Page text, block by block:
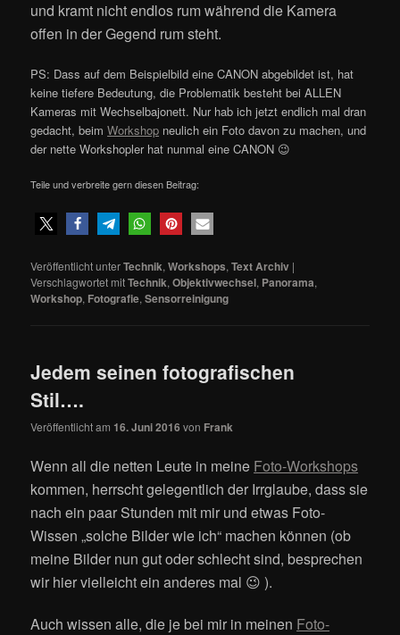
und kramt nicht endlos rum während die Kamera
offen in der Gegend rum steht.
PS: Dass auf dem Beispielbild eine CANON abgebildet ist, hat
keine tiefere Bedeutung, die Problematik besteht bei ALLEN
Kameras mit Wechselbajonett. Nur hab ich jetzt endlich mal dran
gedacht, beimWorkshop neulich ein Foto davon zu machen, und
der nette Workshopler hat nunmal eine CANON 😉
Teile und verbreite gern diesen Beitrag:
Veröffentlicht unterTechnik,Workshops,Text Archiv |
Verschlagwortet mitTechnik,Objektivwechsel, Panorama,
Workshop, Fotografie,Sensorreinigung
Jedem seinen fotografischen
Stil….
Veröffentlicht am 16. Juni 2016 von Frank
Wenn all die netten Leute in meine Foto-Workshops
kommen, herrscht gelegentlich der Irrglaube, dass sie
nach ein paar Stunden mit mir und etwas Foto-
Wissen „solche Bilder wie ich“ machen können (ob
meine Bilder nun gut oder schlecht sind, besprechen
wir hier vielleicht ein anderes mal 😉 ).
Auch wissen alle, die je bei mir in meinen Foto-